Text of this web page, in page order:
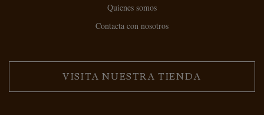
Quienes somos
Contacta con nosotros
VISITA NUESTRA TIENDA